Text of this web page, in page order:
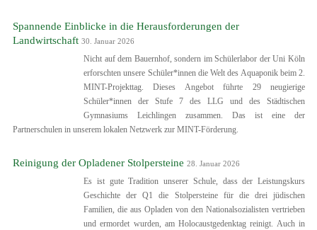
Spannende Einblicke in die Herausforderungen der
Landwirtschaft 30. Januar 2026
Nicht auf dem Bauernhof, sondern im Schülerlabor der Uni Köln
erforschten unsere Schüler*innen die Welt des Aquaponik beim 2.
MINT-Projekttag. Dieses Angebot führte 29 neugierige
Schüler*innen der Stufe 7 des LLG und des Städtischen
Gymnasiums Leichlingen zusammen. Das ist eine der
Partnerschulen in unserem lokalen Netzwerk zur MINT-Förderung.
Reinigung der Opladener Stolpersteine 28. Januar 2026
Es ist gute Tradition unserer Schule, dass der Leistungskurs
Geschichte der Q1 die Stolpersteine für die drei jüdischen
Familien, die aus Opladen von den Nationalsozialisten vertrieben
und ermordet wurden, am Holocaustgedenktag reinigt. Auch in